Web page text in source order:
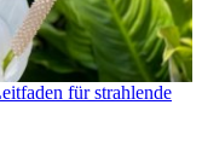
für strahlende